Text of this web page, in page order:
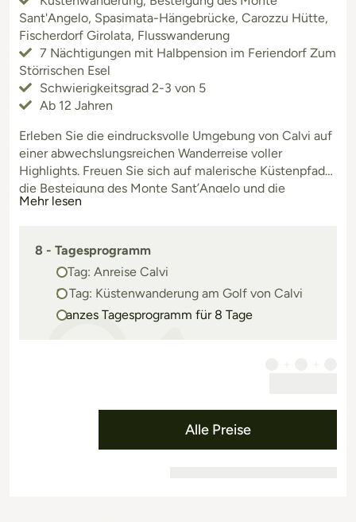
Sant'Angelo, Spasimata-Hängebrücke, Carozzu Hütte,
Fischerdorf Girolata, Flusswanderung
7 Nächtigungen mit Halbpension im Feriendorf Zum
Störrischen Esel
Schwierigkeitsgrad 2-3 von 5
Ab 12 Jahren
Erleben Sie die eindrucksvolle Umgebung von Calvi auf
einer abwechslungsreichen Wanderreise voller
Highlights. Freuen Sie sich auf malerische Küstenpfade,
die Besteigung des Monte Sant’Angelo und die
Überquerung der größten Hängebrücke Korsikas. Vom
Landschaftspanoramen und die natürliche Schönheit d
Mehr lesen
8 - Tagesprogramm
1. Tag: Anreise Calvi
2. Tag: Küstenwanderung am Golf von Calvi
Ganzes Tagesprogramm für 8 Tage
Alle Preise